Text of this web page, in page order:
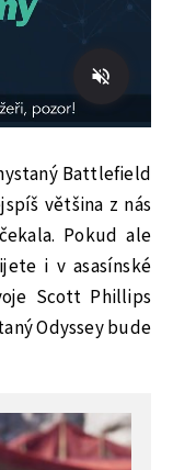
Battlefield
většina z nás
Pokud ale
i v asasínské
Scott Phillips
Odyssey bude